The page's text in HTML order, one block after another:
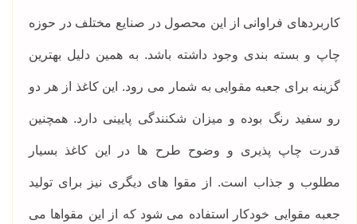
کاربردهای فراوانی از این محصول در صنایع مختلف در حوزه
چاپ و بسته بندی وجود داشته باشد. به همین دلیل بهترین
گزینه برای جعبه مقوایی به شمار می رود. این کاغذ از هر دو
رو سفید رنگ بوده و میزان شکنندگی پایینی دارد. همچنین
قدرت چاپ پذیری و وضوح طرح ها در این کاغذ بسیار
مطلوب و جذاب است. از مقوا های دیگری نیز برای تولید
جعبه مقوایی خودکار استفاده می شود که از این مقواها می